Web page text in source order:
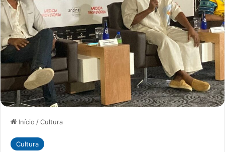
Início /Cultura
Cultura